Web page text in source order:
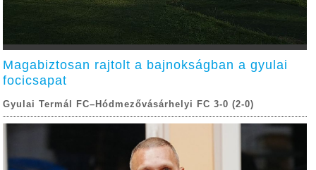
Magabiztosan rajtolt a bajnokságban a gyulai
focicsapat
Gyulai Termál FC–Hódmezővásárhelyi FC 3-0 (2-0)